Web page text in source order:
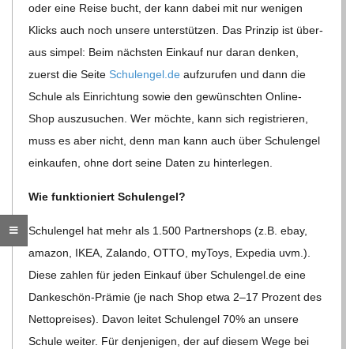
G
O
L
D
S
C
H
M
oder eine Reise bucht, der kann dabei mit nur weni­gen
Klicks auch noch unsere unter­stüt­zen. Das Prin­zip ist über­
aus sim­pel: Beim nächs­ten Ein­kauf nur daran den­ken,
zuerst die Seite Schul​en​gel​.de auf­zu­ru­fen und dann die
Schule als Ein­rich­tung sowie den gewünsch­ten Online-
Shop aus­zu­su­chen. Wer möchte, kann sich regis­trie­ren,
muss es aber nicht, denn man kann auch über Schul­en­gel
ein­kau­fen, ohne dort seine Daten zu hinterlegen.
Wie funk­tio­niert Schulengel?
Schul­en­gel hat mehr als 1.500 Part­ner­shops (z.B. ebay,
ama­zon, IKEA, Zalando, OTTO, myToys, Expe­dia uvm.).
Diese zah­len für jeden Ein­kauf über Schul​en​gel​.de eine
Dan­ke­schön-Prä­mie (je nach Shop etwa 2–17 Pro­zent des
Net­to­prei­ses). Davon lei­tet Schul­en­gel 70% an unsere
Schule wei­ter. Für den­je­ni­gen, der auf die­sem Wege bei